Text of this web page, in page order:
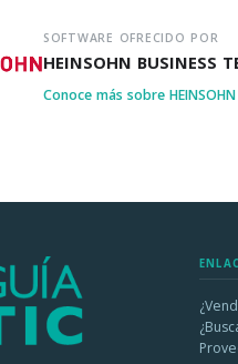
SOFTWARE OFRECIDO POR
HEINSOHN BUSINESS
Conoce más sobre